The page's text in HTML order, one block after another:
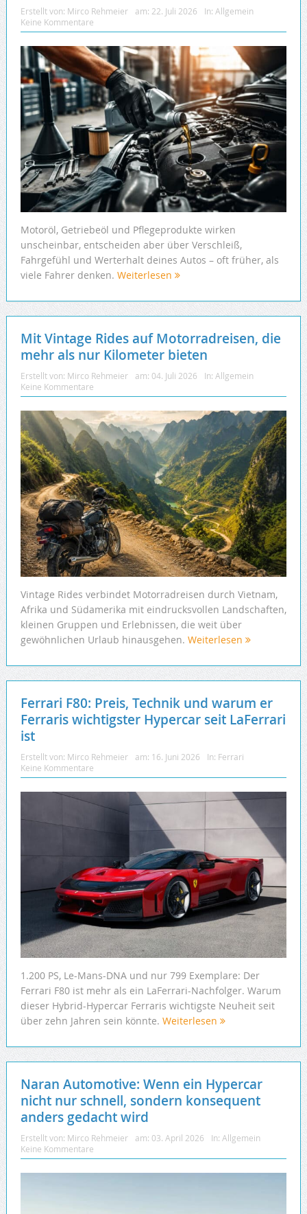
Erstellt von: Mirco Rehmeier am: 22. Juli 2026 In: Allgemein
Keine Kommentare
Motoröl, Getriebeöl und Pflegeprodukte wirken
unscheinbar, entscheiden aber über Verschleiß,
Fahrgefühl und Werterhalt deines Autos – oft früher, als
viele Fahrer denken. Weiterlesen
Mit Vintage Rides auf Motorradreisen, die
mehr als nur Kilometer bieten
Erstellt von: Mirco Rehmeier am: 04. Juli 2026 In: Allgemein
Keine Kommentare
Vintage Rides verbindet Motorradreisen durch Vietnam,
Afrika und Südamerika mit eindrucksvollen Landschaften,
kleinen Gruppen und Erlebnissen, die weit über
gewöhnlichen Urlaub hinausgehen. Weiterlesen
Ferrari F80: Preis, Technik und warum er
Ferraris wichtigster Hypercar seit LaFerrari
ist
Erstellt von: Mirco Rehmeier am: 16. Juni 2026 In: Ferrari
Keine Kommentare
1.200 PS, Le-Mans-DNA und nur 799 Exemplare: Der
Ferrari F80 ist mehr als ein LaFerrari-Nachfolger. Warum
dieser Hybrid-Hypercar Ferraris wichtigste Neuheit seit
über zehn Jahren sein könnte. Weiterlesen
Naran Automotive: Wenn ein Hypercar
nicht nur schnell, sondern konsequent
anders gedacht wird
Erstellt von: Mirco Rehmeier am: 03. April 2026 In: Allgemein
Keine Kommentare